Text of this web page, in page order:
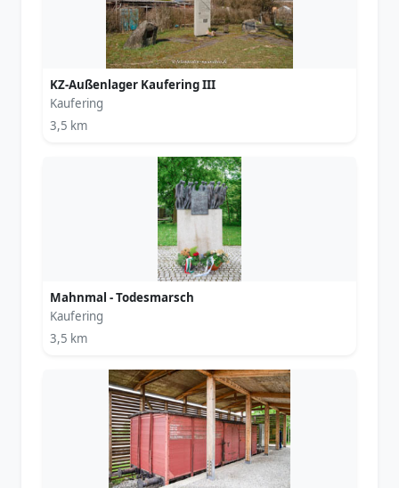
KZ-Außenlager Kaufering III
Kaufering
3,5 km
Mahnmal - Todesmarsch
Kaufering
3,5 km